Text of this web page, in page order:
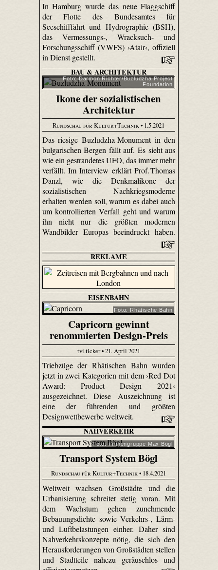
In Hamburg wurde das neue Flaggschiff
der Flotte des Bundesamtes für
Seeschifffahrt und Hydrographie (BSH),
das Vermessungs-, Wracksuch- und
Forschungsschiff (VWFS) ›Atair‹, offiziell
in Dienst gestellt.
BAU & ARCHITEKTUR
Foto: Darmon Richter/Buzludzha Project
Foundation
Ikone der sozialistischen
Architektur
Rundschau für Kultur+Technik• 1.5.2021
Das riesige Buzludzha-Monument in den
bulgarischen Bergen fällt auf. Es sieht aus
wie ein gestrandetes UFO, das immer mehr
verfällt. Im Interview erklärt Prof. Thomas
Danzl, wie die Denkmalikone der
sozialistischen Nachkriegsmoderne
erhalten werden soll, warum es dabei auch
um kontrollierten Verfall geht und warum
ihn nicht nur die größten modernen
Wandbilder Europas beeindruckt haben.
REKLAME
EISENBAHN
Foto: Rhätische Bahn
Capricorn gewinnt
renommierten Design-Preis
tvi.ticker • 21. April 2021
Triebzüge der Rhätischen Bahn wurden
jetzt in zwei Kategorien mit dem ›Red Dot
Award: Product Design 2021‹
ausgezeichnet. Diese Auszeichnung ist
eine der führenden und größten
Designwettbewerbe weltweit.
NAHVERKEHR
Foto: Firmengruppe Max Bögl
Transport System Bögl
Rundschau für Kultur+Technik• 18.4.2021
Weltweit wachsen Großstädte und die
Urbanisierung schreitet stetig voran. Mit
dem Wachstum gehen zunehmende
Bebauungsdichte sowie Verkehrs-, Lärm-
und Luftbelastungen einher. Daher sind
Nahverkehrskonzepte nötig, die sich den
Herausforderungen von Großstädten stellen
und Stadtteile nahezu geräuschlos und